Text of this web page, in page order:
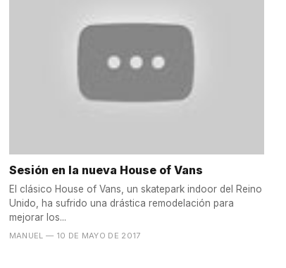
Sesión en la nueva House of Vans
El clásico House of Vans, un skatepark indoor del Reino
Unido, ha sufrido una drástica remodelación para
mejorar los...
MANUEL — 10 DE MAYO DE 2017